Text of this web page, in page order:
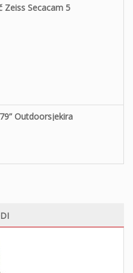
Zeiss Secacam 5
Outdoorsjekira